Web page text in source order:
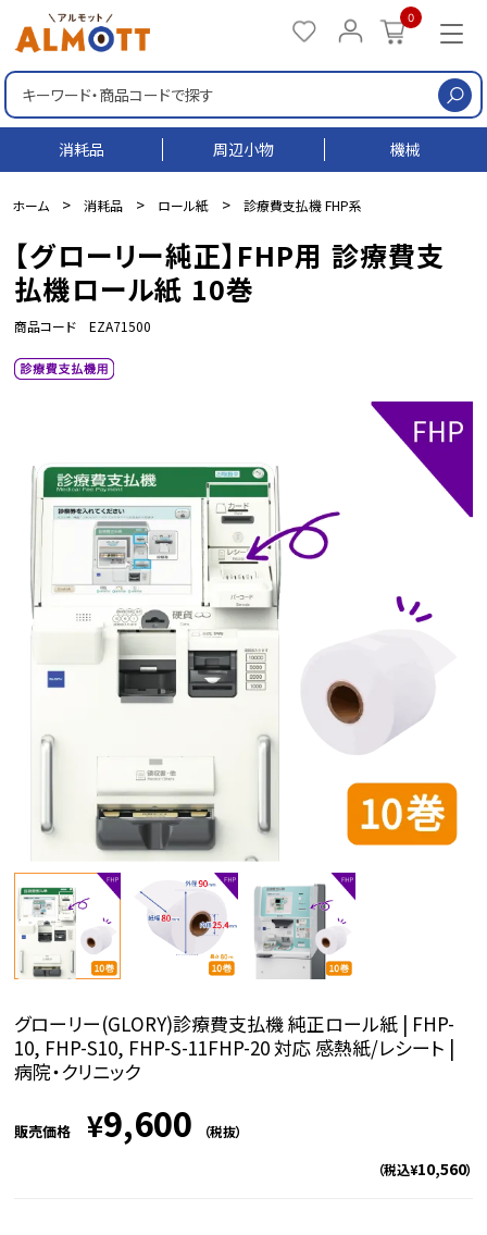
0
消耗品 周辺小物 機械
ホーム > 消耗品 > ロール紙 > 診療費支払機 FHP系
【グローリー純正】FHP用 診療費支
払機ロール紙 10巻
商品コード EZA71500
グローリー(GLORY)診療費支払機 純正ロール紙 | FHP-
10, FHP-S10, FHP-S-11FHP-20 対応 感熱紙/レシート |
病院・クリニック
販売価格 ¥9,600 （税抜）
（税込¥10,560）